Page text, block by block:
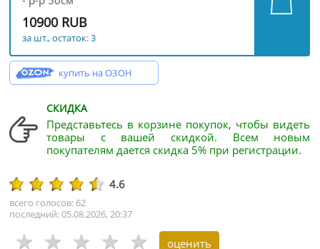
10900 RUB
за шт., остаток: 3
купить на ОЗОН
СКИДКА
Представьтесь в корзине покупок, чтобы видеть
товары с вашей скидкой. Всем новым
покупателям дается скидка 5% при регистрации.
4.6
всего голосов: 62
последний: 05.08.2026, 20:37